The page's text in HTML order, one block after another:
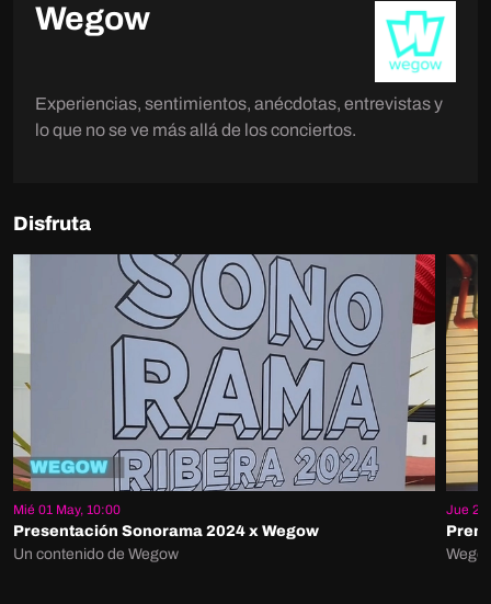
Wegow
Experiencias, sentimientos, anécdotas, entrevistas y
lo que no se ve más allá de los conciertos.
Disfruta
Mié 01 May, 10:00
Presentación Sonorama 2024 x Wegow
Un contenido de Wegow
Jue 25